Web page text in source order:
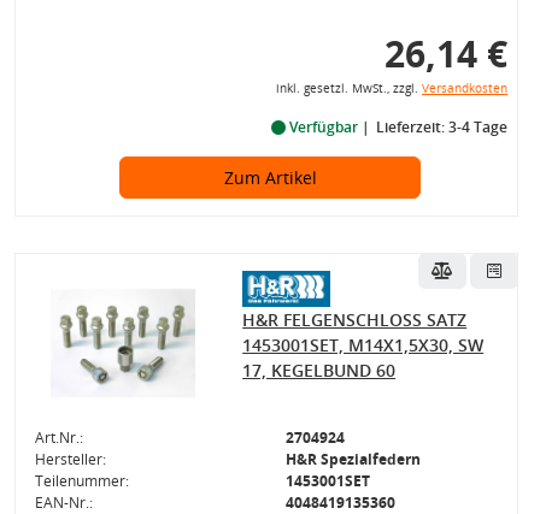
26,14 €
inkl. gesetzl. MwSt., zzgl. Versandkosten
Verfügbar Lieferzeit: 3-4 Tage
Zum Artikel
H&R FELGENSCHLOSS SATZ
1453001SET, M14X1,5X30, SW
17, KEGELBUND 60
Art.Nr.:
2704924
Hersteller:
H&R Spezialfedern
Teilenummer:
1453001SET
EAN-Nr.:
4048419135360